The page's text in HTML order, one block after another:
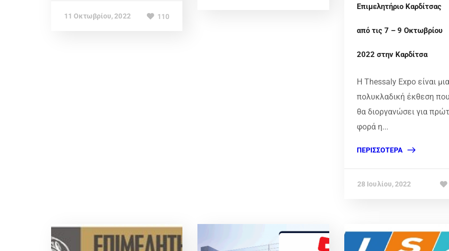
11 Οκτωβρίου, 2022 110
Επιμελητήριο Καρδίτσας
από τις 7 – 9 Οκτωβρίου
2022 στην Καρδίτσα
Η Thessaly Expo είναι μια
πολυκλαδική έκθεση
θα διοργανώσει για
φορά η...
ΠΕΡΙΣΣΌΤΕΡΑ
28 Ιουλίου, 2022